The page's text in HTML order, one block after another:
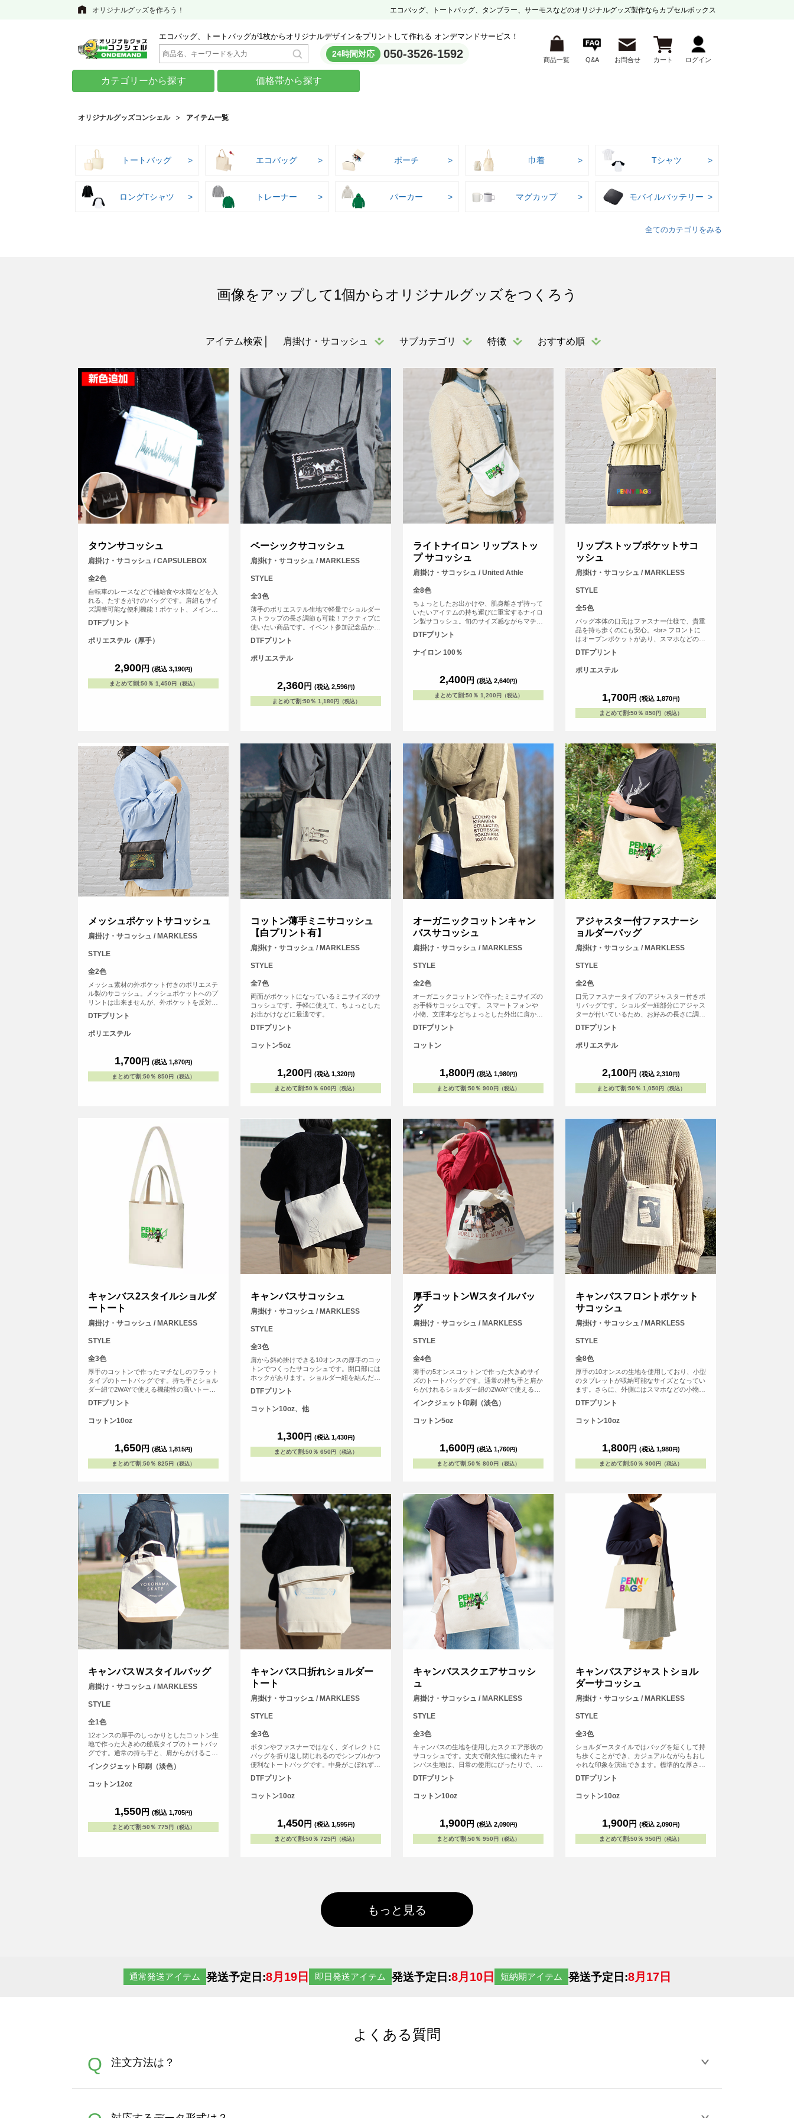
オリジナルグッズを作ろう！ エコバッグ、トートバッグ、タンブラー、サーモスなどのオリジナルグッズ製作ならカプセルボックス
エコバッグ、トートバッグが1枚からオリジナルデザインをプリントして作れる オンデマンドサービス！
24時間対応 050-3526-1592 商品一覧 Q&A お問合せ カート ログイン
カテゴリーから探す 価格帯から探す
オリジナルグッズコンシェル アイテム一覧
トートバッグ エコバッグ ポーチ 巾着 Tシャツ
ロングTシャツ トレーナー パーカー マグカップ モバイルバッテリー
全てのカテゴリをみる
画像をアップして1個からオリジナルグッズをつくろう
アイテム検索 肩掛け・サコッシュ サブカテゴリ 特徴 おすすめ順
タウンサコッシュ
肩掛け・サコッシュ / CAPSULEBOX
全2色
自転車のレースなどで補給食や水筒などを入
れる、たすきがけのバッグです。肩紐もサイ
ズ調整可能な便利機能！ポケット、メインの
開口部はホックで閉めることが可能です。
DTFプリント
ポリエステル（厚手）
2,900円 (税込 3,190円)
まとめて割:50％ 1,450 円（税込）
ベーシックサコッシュ
肩掛け・サコッシュ / MARKLESS
STYLE
全3色
薄手のポリエステル生地で軽量でショルダー
ストラップの長さ調節も可能！アクティブに
使いたい商品です。イベント参加記念品か
ら、物販のご利用まで幅広い販促アイテムと
してご利用いただけます。カラーバリエーシ
ョンは3色ございます。
DTFプリント
ポリエステル
2,360円 (税込 2,596円)
まとめて割:50％ 1,180 円（税込）
ライトナイロン リップストッ
プ サコッシュ
肩掛け・サコッシュ / United Athle
全8色
ちょっとしたお出かけや、肌身離さず持って
いたいアイテムの持ち運びに重宝するナイロ
ン製サコッシュ。旬のサイズ感ながらマチが
あるため、財布やスマホ、パスケースなども
収納可能なほか、吊りポケットも配している
ため日常づかいにとても便利。
DTFプリント
ナイロン 100％
2,400円 (税込 2,640円)
まとめて割:50％ 1,200 円（税込）
リップストップポケットサコ
ッシュ
肩掛け・サコッシュ / MARKLESS
STYLE
全5色
バッグ本体の口元はファスナー仕様で、貴重
品を持ち歩くのにも安心。<br> フロントに
はオープンポケットがあり、スマホなどのす
ぐに取り出したい小物の収納にぴったり。
<br> また、紐の結び目部分で長さの調節も
可能なため、お使いいただきやすいデザイン
です。
DTFプリント
ポリエステル
1,700円 (税込 1,870円)
まとめて割:50％ 850 円（税込）
メッシュポケットサコッシュ
肩掛け・サコッシュ / MARKLESS
STYLE
全2色
メッシュ素材の外ポケット付きのポリエステ
ル製のサコッシュ。メッシュポケットへのプ
リントは出来ませんが、外ポケットを反対側
へひっくり返せば、ポケットの裏に印刷され
たようなおしゃれな仕様になります。
DTFプリント
ポリエステル
1,700円 (税込 1,870円)
まとめて割:50％ 850 円（税込）
コットン薄手ミニサコッシュ
【白プリント有】
肩掛け・サコッシュ / MARKLESS
STYLE
全7色
両面がポケットになっているミニサイズのサ
コッシュです。手軽に使えて、ちょっとした
お出かけなどに最適です。
DTFプリント
コットン5oz
1,200円 (税込 1,320円)
まとめて割:50％ 600 円（税込）
オーガニックコットンキャン
バスサコッシュ
肩掛け・サコッシュ / MARKLESS
STYLE
全2色
オーガニックコットンで作ったミニサイズの
お手軽サコッシュです。 スマートフォンや
小物、文庫本などちょっとした外出に肩から
斜めがけして、ポケットのように使用できる
おすすめのエコバッグです。バッグ口元の内
と落ちてしまう心配もありません。
DTFプリント
コットン
1,800円 (税込 1,980円)
まとめて割:50％ 900 円（税込）
アジャスター付ファスナーシ
ョルダーバッグ
肩掛け・サコッシュ / MARKLESS
STYLE
全2色
口元ファスナータイプのアジャスター付きポ
リバッグです。ショルダー紐部分にアジャス
ターが付いているため、お好みの長さに調節
してご使用いただけます。ショルダー紐は最
大で約1100ｍｍまでなり、肩掛けから斜め
掛けまで楽しめます。口元はファスナータイ
プを採用しており、しっかり閉まって安心で
すくなっています。
DTFプリント
ポリエステル
2,100円 (税込 2,310円)
まとめて割:50％ 1,050 円（税込）
キャンバス2スタイルショルダ
ートート
肩掛け・サコッシュ / MARKLESS
STYLE
全3色
厚手のコットンで作ったマチなしのフラット
タイプのトートバッグです。持ち手とショル
ダー紐で2WAYで使える機能性の高いトート
バッグです。
DTFプリント
コットン10oz
1,650円 (税込 1,815円)
まとめて割:50％ 825 円（税込）
キャンバスサコッシュ
肩掛け・サコッシュ / MARKLESS
STYLE
全3色
肩から斜め掛けできる10オンスの厚手のコッ
トンでつくったサコッシュです。開口部には
ホックがあります。ショルダー紐を結んだり
して長さ調整してお使いください。
DTFプリント
コットン10oz、他
1,300円 (税込 1,430円)
まとめて割:50％ 650 円（税込）
厚手コットンWスタイルバッ
グ
肩掛け・サコッシュ / MARKLESS
STYLE
全4色
薄手の5オンスコットンで作った大きめサイ
ズのトートバッグです。通常の持ち手と肩か
らかけれるショルダー紐の2WAYで使える、
トートバッグです。
インクジェット印刷（淡色）
コットン5oz
1,600円 (税込 1,760円)
まとめて割:50％ 800 円（税込）
キャンバスフロントポケット
サコッシュ
肩掛け・サコッシュ / MARKLESS
STYLE
全8色
厚手の10オンスの生地を使用しており、小型
のタブレットが収納可能なサイズとなってい
ます。さらに、外側にはスマホなどの小物が
入る便利なポケットも装備されております。
DTFプリント
コットン10oz
1,800円 (税込 1,980円)
まとめて割:50％ 900 円（税込）
キャンバスＷスタイルバッグ
肩掛け・サコッシュ / MARKLESS
STYLE
全1色
12オンスの厚手のしっかりとしたコットン生
地で作った大きめの船底タイプのトートバッ
グです。通常の持ち手と、肩からかけること
のできる長いショルダー紐があり、さまさま
なシーンで活躍すること間違いなしの2WAY
インクジェット印刷（淡色）
コットン12oz
1,550円 (税込 1,705円)
まとめて割:50％ 775 円（税込）
キャンバス口折れショルダー
トート
肩掛け・サコッシュ / MARKLESS
STYLE
全3色
ボタンやファスナーではなく、ダイレクトに
バッグを折り返し閉じれるのでシンプルかつ
便利なトートバッグです。中身がこぼれず、
さっと簡単に物の出し入れができます。
DTFプリント
コットン10oz
1,450円 (税込 1,595円)
まとめて割:50％ 725 円（税込）
キャンバススクエアサコッシ
ュ
肩掛け・サコッシュ / MARKLESS
STYLE
全3色
キャンバスの生地を使用したスクエア形状の
サコッシュです。丈夫で耐久性に優れたキャ
ンバス生地は、日常の使用にぴったりで、お
手入れも簡単です。サコッシュの口元は便利
なホックボタンが付いており、さっと開閉で
スできます。さらに、ショルダー部分はハト
ます。快適な着用感と自由なスタイリングが
可能なので、様々なシーンで活躍するアイテ
ムです。
DTFプリント
コットン10oz
1,900円 (税込 2,090円)
まとめて割:50％ 950 円（税込）
キャンバスアジャストショル
ダーサコッシュ
肩掛け・サコッシュ / MARKLESS
STYLE
全3色
ショルダースタイルではバッグを短くして持
ち歩くことができ、カジュアルながらもおし
ゃれな印象を演出できます。標準的な厚さで
ある10オンスの生地を使用しており、頑丈で
耐久性に優れています。口元には便利なホッ
いているので、長さを自在に調節することが
ーのプリントも承ります。ロゴやイラストを
自由にデザインし、オリジナリティ溢れるサ
コッシュを作成できます。
DTFプリント
コットン10oz
1,900円 (税込 2,090円)
まとめて割:50％ 950 円（税込）
もっと見る
通常発送アイテム 発送予定日:8月19日 即日発送アイテム 発送予定日:8月10日 短納期アイテム 発送予定日:8月17日
よくある質問
Q 注文方法は？